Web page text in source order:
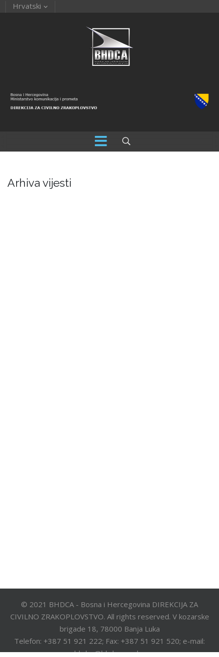
Hrvatski
Arhiva vijesti
© 2021 BHDCA - Bosna i Hercegovina DIREKCIJA ZA
CIVILNO ZRAKOPLOVSTVO. All rights reserved. V kozarske
brigade 18, 78000 Banja Luka
Telefon: +387 51 921 222; Fax: +387 51 921 520; e-mail:
bhdca@bhdca.gov.ba